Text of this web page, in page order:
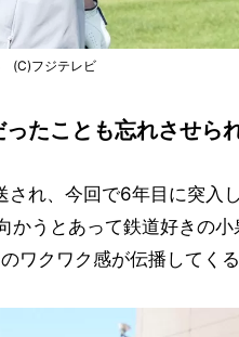
(C)フジテレビ
たことも忘れさせら
され、今回で6年目に突入
かうとあって鉄道好きの
ワクワク感が伝播してくる